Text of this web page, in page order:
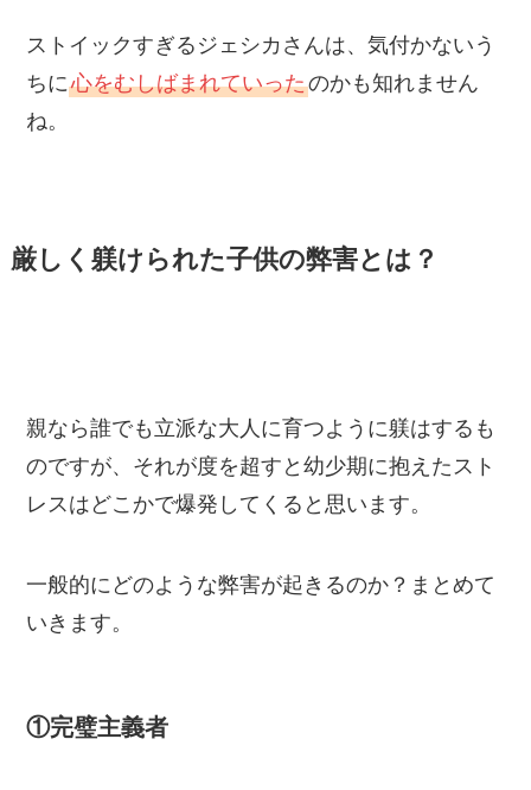
ストイックすぎるジェシカさんは、気付かないう
ちに心をむしばまれていったのかも知れません
ね。
厳しく躾けられた子供の弊害とは？
親なら誰でも立派な大人に育つように躾はするも
のですが、それが度を超すと幼少期に抱えたスト
レスはどこかで爆発してくると思います。
一般的にどのような弊害が起きるのか？まとめて
いきます。
①完璧主義者